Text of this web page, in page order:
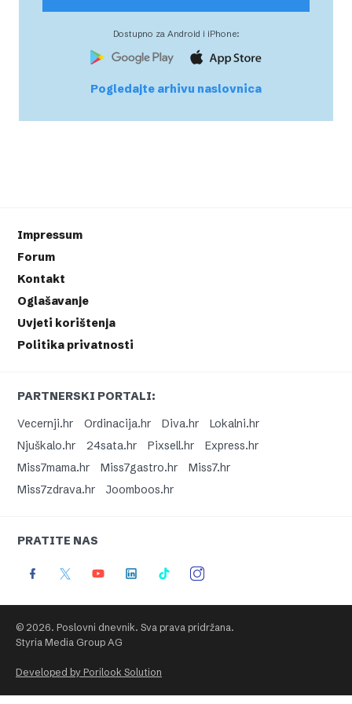
Dostupno za Android i iPhone:
Pogledajte arhivu naslovnica
Impressum
Forum
Kontakt
Oglašavanje
Uvjeti korištenja
Politika privatnosti
PARTNERSKI PORTALI:
Vecernji.hr
Ordinacija.hr Diva.hr
Lokalni.hr
Njuškalo.hr
24sata.hr Pixsell.hr
Express.hr
Miss7mama.hr
Miss7gastro.hr
Miss7.hr
Miss7zdrava.hr
Joomboos.hr
PRATITE NAS
© 2026. Poslovni dnevnik. Sva prava pridržana.
Styria Media Group AG
Developed by Porilook Solution